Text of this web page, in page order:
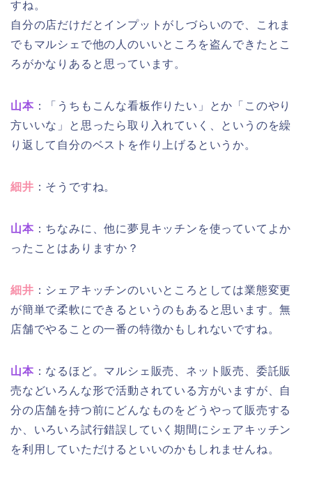
すね。
自分の店だけだとインプットがしづらいので、これま
でもマルシェで他の人のいいところを盗んできたとこ
ろがかなりあると思っています。
山本：「うちもこんな看板作りたい」とか「このやり
方いいな」と思ったら取り入れていく、というのを繰
り返して自分のベストを作り上げるというか。
細井 ：そうですね。
山本：ちなみに、他に夢見キッチンを使っていてよか
ったことはありますか？
細井 ：シェアキッチンのいいところとしては業態変更
が簡単で柔軟にできるというのもあると思います。無
店舗でやることの一番の特徴かもしれないですね。
山本：なるほど。マルシェ販売、ネット販売、委託販
売などいろんな形で活動されている方がいますが、自
分の店舗を持つ前にどんなものをどうやって販売する
か、いろいろ試行錯誤していく期間にシェアキッチン
を利用していただけるといいのかもしれませんね。